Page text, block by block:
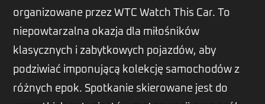
organizowane przez WTC Watch This Car. To
niepowtarzalna okazja dla miłośników
klasycznych i zabytkowych pojazdów, aby
podziwiać imponującą kolekcję samochodów z
różnych epok. Spotkanie skierowane jest do